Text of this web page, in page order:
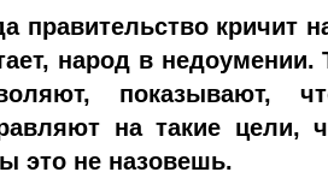
правительство кричит
народ в
показывают,
на такие цели,
это не назовешь.